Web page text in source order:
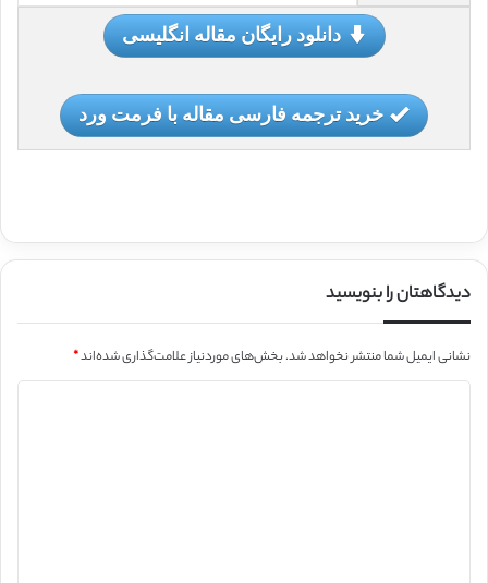
دانلود رایگان مقاله انگلیسی
خرید ترجمه فارسی مقاله با فرمت ورد
دیدگاهتان را بنویسید
نشانی ایمیل شما منتشر نخواهد شد.بخش‌های موردنیاز علامت‌گذاری شده‌اند*